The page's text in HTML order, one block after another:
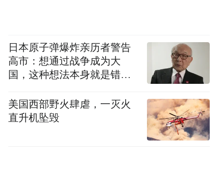
日本原子弹爆炸亲历者警告
高市：想通过战争成为大
国，这种想法本身就是错误
美国西部野火肆虐，一灭火
直升机坠毁